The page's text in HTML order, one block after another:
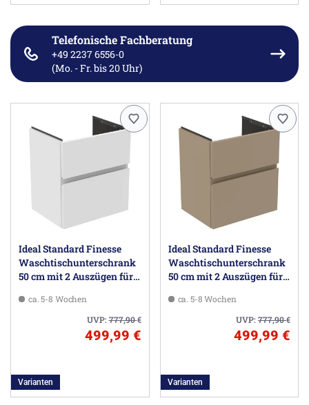
Telefonische Fachberatung
+49 2237 6556-0
(Mo. - Fr. bis 20 Uhr)
Ideal Standard Finesse
Waschtischunterschrank
50 cm mit 2 Auszügen für
ca. 5-8 Wochen
UVP:777,90€
499,99 €
Varianten
Ideal Standard Finesse
Waschtischunterschrank
50 cm mit 2 Auszügen für
ca. 5-8 Wochen
UVP:777,90€
499,99 €
Varianten